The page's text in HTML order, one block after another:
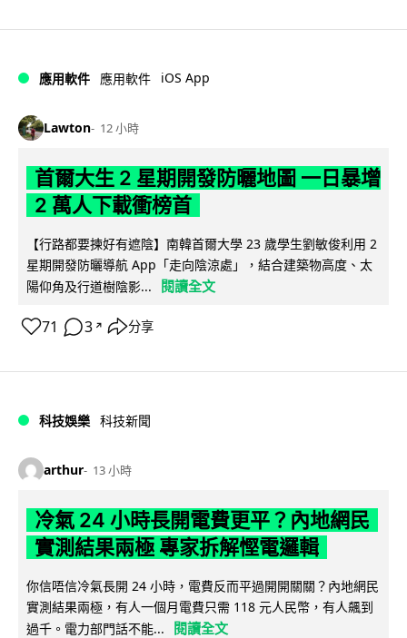
應用軟件 應用軟件 iOS App
Lawton 12 小時
首爾大生 2 星期開發防曬地圖 一日暴增
2 萬人下載衝榜首
【行路都要揀好有遮陰】南韓首爾大學 23 歲學生劉敏俊利用 2
星期開發防曬導航 App「走向陰涼處」，結合建築物高度、太
陽仰角及行道樹陰影...
閱讀全文
71 3 ↗ 分享
科技娛樂 科技新聞
arthur 13 小時
冷氣 24 小時長開電費更平？內地網民
實測結果兩極 專家拆解慳電邏輯
你信唔信冷氣長開 24 小時，電費反而平過開開關關？內地網民
實測結果兩極，有人一個月電費只需 118 元人民幣，有人飆到
過千。電力部門話不能...
閱讀全文